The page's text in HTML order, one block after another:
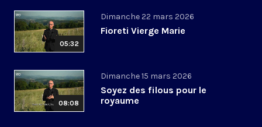
05:32
Dimanche 22 mars 2026
Fioreti Vierge Marie
08:08
Dimanche 15 mars 2026
Soyez des filous pour le
royaume